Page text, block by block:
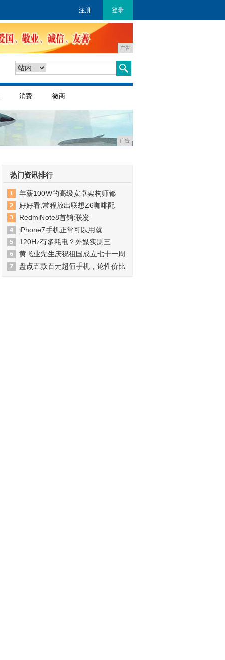
注册 登录
广告
消费 微商
广告
热门资讯排行
年薪100W的高级安卓架构师都
好好看,常程放出联想Z6咖啡配
RedmiNote8首销:联发
iPhone7手机正常可以用就
120Hz有多耗电？外媒实测三
黄飞业先生庆祝祖国成立七十一周
盘点五款百元超值手机，论性价比